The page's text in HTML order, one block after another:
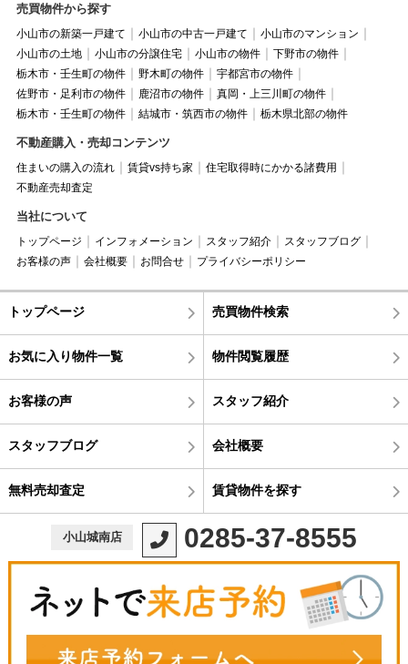
売買物件から探す
小山市の新築一戸建て 小山市の中古一戸建て
小山市のマンション
小山市の土地
小山市の分譲住宅 小山市の物件
下野市の物件
栃木市・壬生町の物件
野木町の物件
宇都宮市の物件
佐野市・足利市の物件
鹿沼市の物件
真岡・上三川町の物件
栃木市・壬生町の物件
結城市・筑西市の物件 栃木県北部の物件
不動産購入・売却コンテンツ
住まいの購入の流れ 賃貸vs持ち家
住宅取得時にかかる諸費用
不動産売却査定
当社について
トップページ インフォメーション スタッフ紹介
スタッフブログ
お客様の声
会社概要 お問合せ プライバシーポリシー
トップページ 売買物件検索
お気に入り物件一覧 物件閲覧履歴
お客様の声 スタッフ紹介
スタッフブログ 会社概要
無料売却査定 賃貸物件を探す
小山城南店 0285-37-8555